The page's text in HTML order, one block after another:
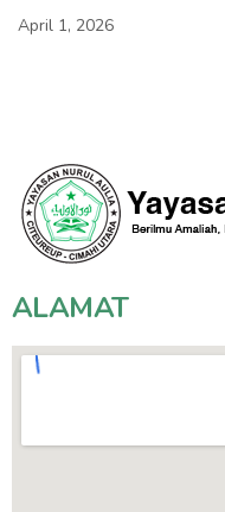
April 1, 2026
ALAMAT